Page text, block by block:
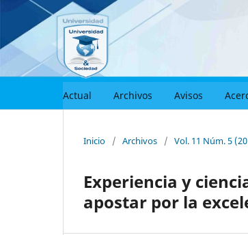
Actual Archivos Avisos
Inicio / Archivos / Vol. 11 Núm. 5
Experiencia y
apostar por la